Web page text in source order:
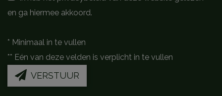
en ga hiermee akkoord.
* Minimaal in te vullen
** Eén van deze velden is verplicht in te vullen
VERSTUUR